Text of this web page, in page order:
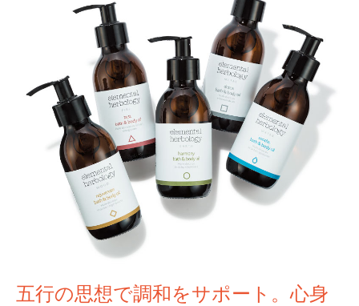
五行の思想で調和をサポート。心身